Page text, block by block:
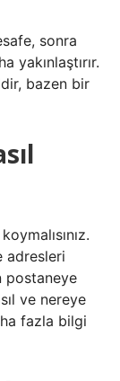
sonra
yakınlaştırır.
bazen bir
adresleri
postaneye
ve nereye
fazla bilgi